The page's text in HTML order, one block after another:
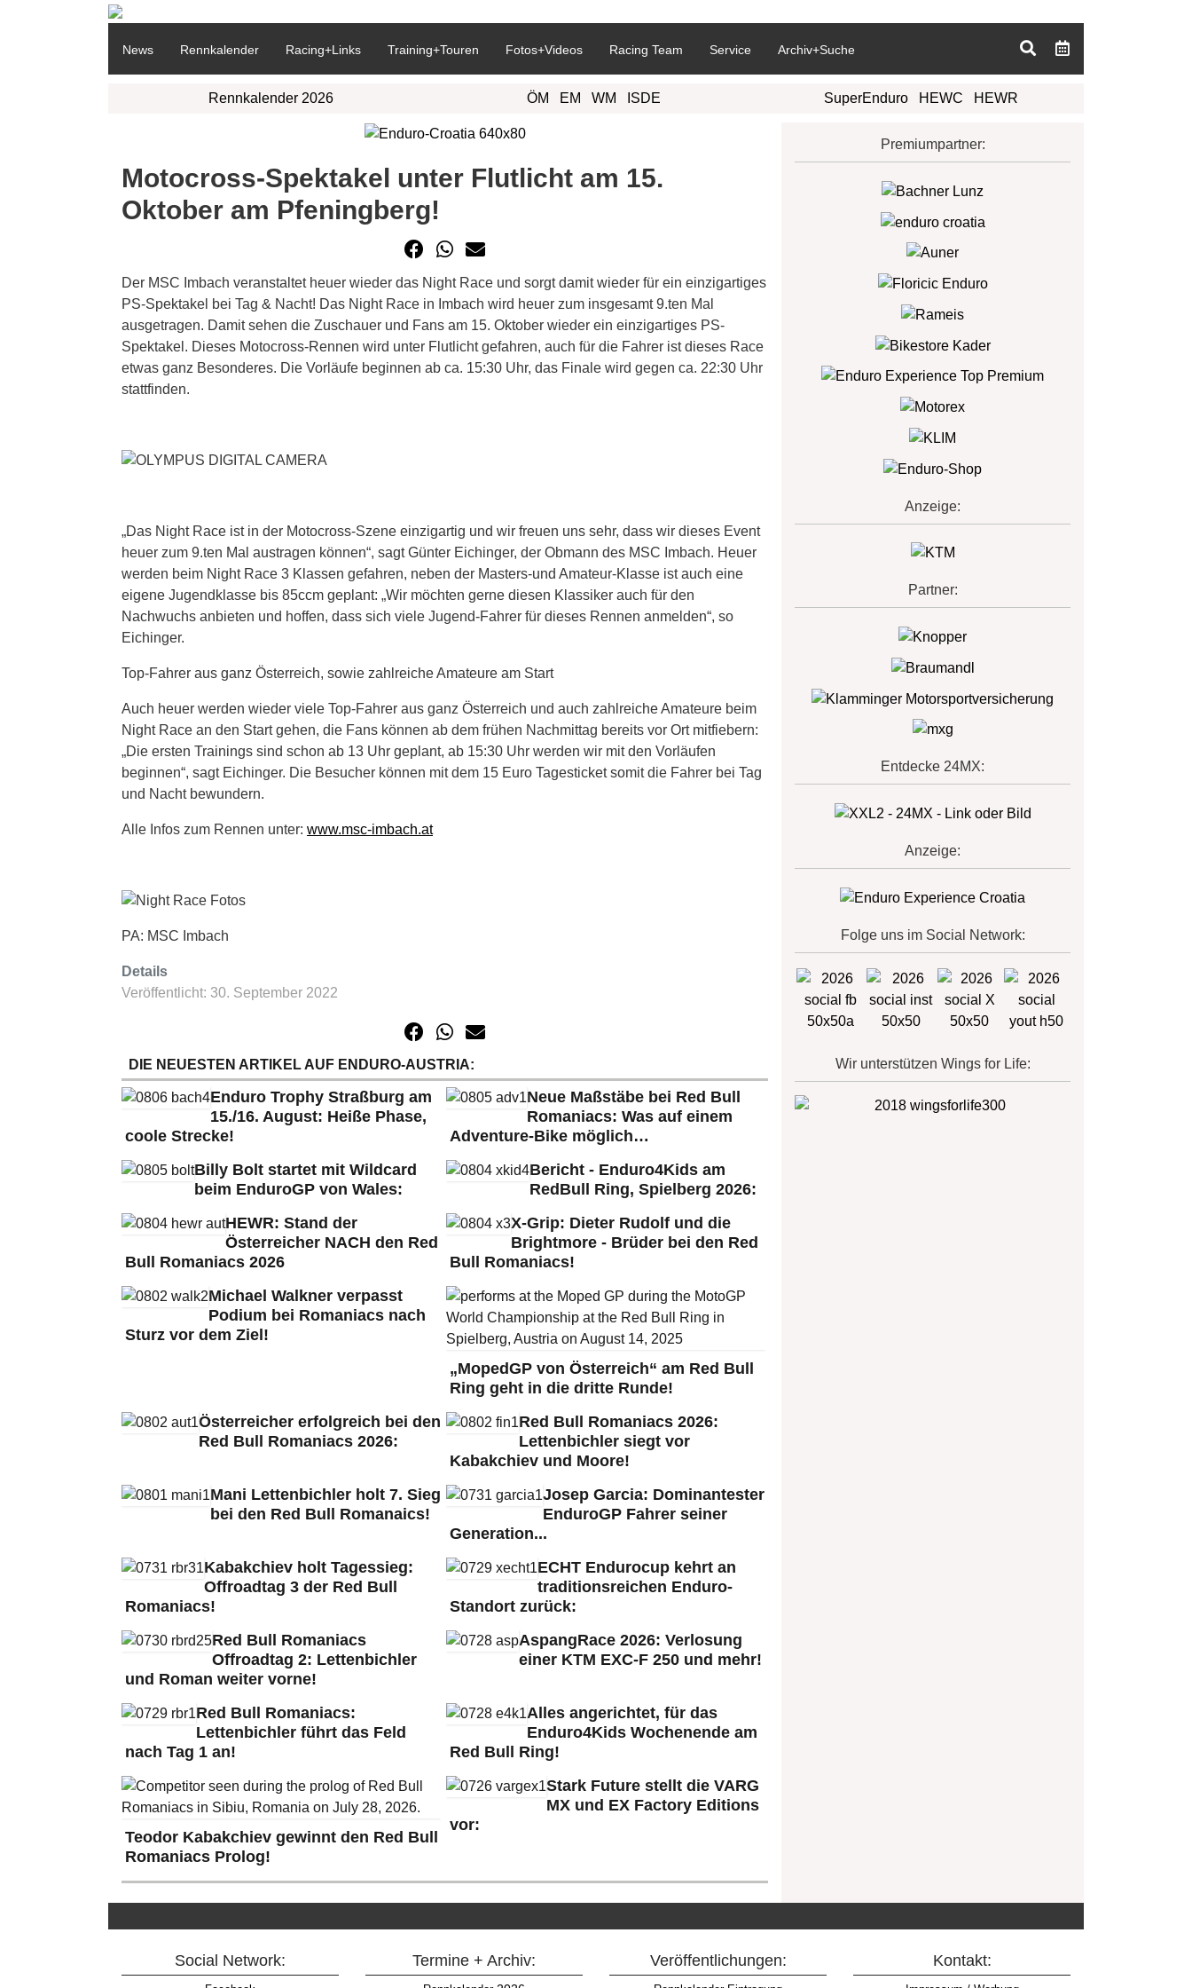
News Rennkalender Racing+Links Training+Touren Fotos+Videos Racing Team Service Archiv+Suche
Rennkalender 2026 ÖM EM WM ISDE SuperEnduro HEWC HEWR
Motocross-Spektakel unter Flutlicht am 15.
Oktober am Pfeningberg!
Der MSC Imbach veranstaltet heuer wieder das Night Race und sorgt damit wieder für ein einzigartiges
PS-Spektakel bei Tag & Nacht! Das Night Race in Imbach wird heuer zum insgesamt 9.ten Mal
ausgetragen. Damit sehen die Zuschauer und Fans am 15. Oktober wieder ein einzigartiges PS-
Spektakel. Dieses Motocross-Rennen wird unter Flutlicht gefahren, auch für die Fahrer ist dieses Race
etwas ganz Besonderes. Die Vorläufe beginnen ab ca. 15:30 Uhr, das Finale wird gegen ca. 22:30 Uhr
stattfinden.
„Das Night Race ist in der Motocross-Szene einzigartig und wir freuen uns sehr, dass wir dieses Event
heuer zum 9.ten Mal austragen können“, sagt Günter Eichinger, der Obmann des MSC Imbach. Heuer
werden beim Night Race 3 Klassen gefahren, neben der Masters-und Amateur-Klasse ist auch eine
eigene Jugendklasse bis 85ccm geplant: „Wir möchten gerne diesen Klassiker auch für den
Nachwuchs anbieten und hoffen, dass sich viele Jugend-Fahrer für dieses Rennen anmelden“, so
Eichinger.
Top-Fahrer aus ganz Österreich, sowie zahlreiche Amateure am Start
Auch heuer werden wieder viele Top-Fahrer aus ganz Österreich und auch zahlreiche Amateure beim
Night Race an den Start gehen, die Fans können ab dem frühen Nachmittag bereits vor Ort mitfiebern:
„Die ersten Trainings sind schon ab 13 Uhr geplant, ab 15:30 Uhr werden wir mit den Vorläufen
beginnen“, sagt Eichinger. Die Besucher können mit dem 15 Euro Tagesticket somit die Fahrer bei Tag
und Nacht bewundern.
Alle Infos zum Rennen unter: www.msc-imbach.at
PA: MSC Imbach
Details
Veröffentlicht: 30. September 2022
DIE NEUESTEN ARTIKEL AUF ENDURO-AUSTRIA:
Enduro Trophy Straßburg am
15./16. August: Heiße Phase,
coole Strecke!
Neue Maßstäbe bei Red Bull
Romaniacs: Was auf einem
Adventure-Bike möglich…
Billy Bolt startet mit Wildcard
beim EnduroGP von Wales:
Bericht - Enduro4Kids am
RedBull Ring, Spielberg 2026:
HEWR: Stand der
Österreicher NACH den Red
Bull Romaniacs 2026
X-Grip: Dieter Rudolf und die
Brightmore - Brüder bei den Red
Bull Romaniacs!
Michael Walkner verpasst
Podium bei Romaniacs nach
Sturz vor dem Ziel!
„MopedGP von Österreich“ am Red Bull
Ring geht in die dritte Runde!
Österreicher erfolgreich bei den
Red Bull Romaniacs 2026:
Red Bull Romaniacs 2026:
Lettenbichler siegt vor
Kabakchiev und Moore!
Mani Lettenbichler holt 7. Sieg
bei den Red Bull Romanaics!
Josep Garcia: Dominantester
EnduroGP Fahrer seiner
Generation...
Kabakchiev holt Tagessieg:
Offroadtag 3 der Red Bull
Romaniacs!
ECHT Endurocup kehrt an
traditionsreichen Enduro-
Standort zurück:
Red Bull Romaniacs
Offroadtag 2: Lettenbichler
und Roman weiter vorne!
AspangRace 2026: Verlosung
einer KTM EXC-F 250 und mehr!
Red Bull Romaniacs:
Lettenbichler führt das Feld
nach Tag 1 an!
Alles angerichtet, für das
Enduro4Kids Wochenende am
Red Bull Ring!
Teodor Kabakchiev gewinnt den Red Bull
Romaniacs Prolog!
Stark Future stellt die VARG
MX und EX Factory Editions
vor:
Premiumpartner:
Anzeige:
Partner:
Entdecke 24MX:
Anzeige:
Folge uns im Social Network:
Wir unterstützen Wings for Life:
Social Network: Termine + Archiv: Veröffentlichungen: Kontakt: